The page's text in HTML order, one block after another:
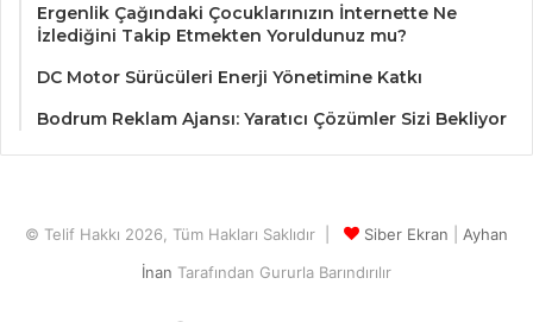
Ergenlik Çağındaki Çocuklarınızın İnternette Ne
İzlediğini Takip Etmekten Yoruldunuz mu?
DC Motor Sürücüleri Enerji Yönetimine Katkı
Bodrum Reklam Ajansı: Yaratıcı Çözümler Sizi Bekliyor
© Telif Hakkı 2026, Tüm Hakları Saklıdır | Siber Ekran
Ayhan
İnan Tarafından Gururla Barındırılır